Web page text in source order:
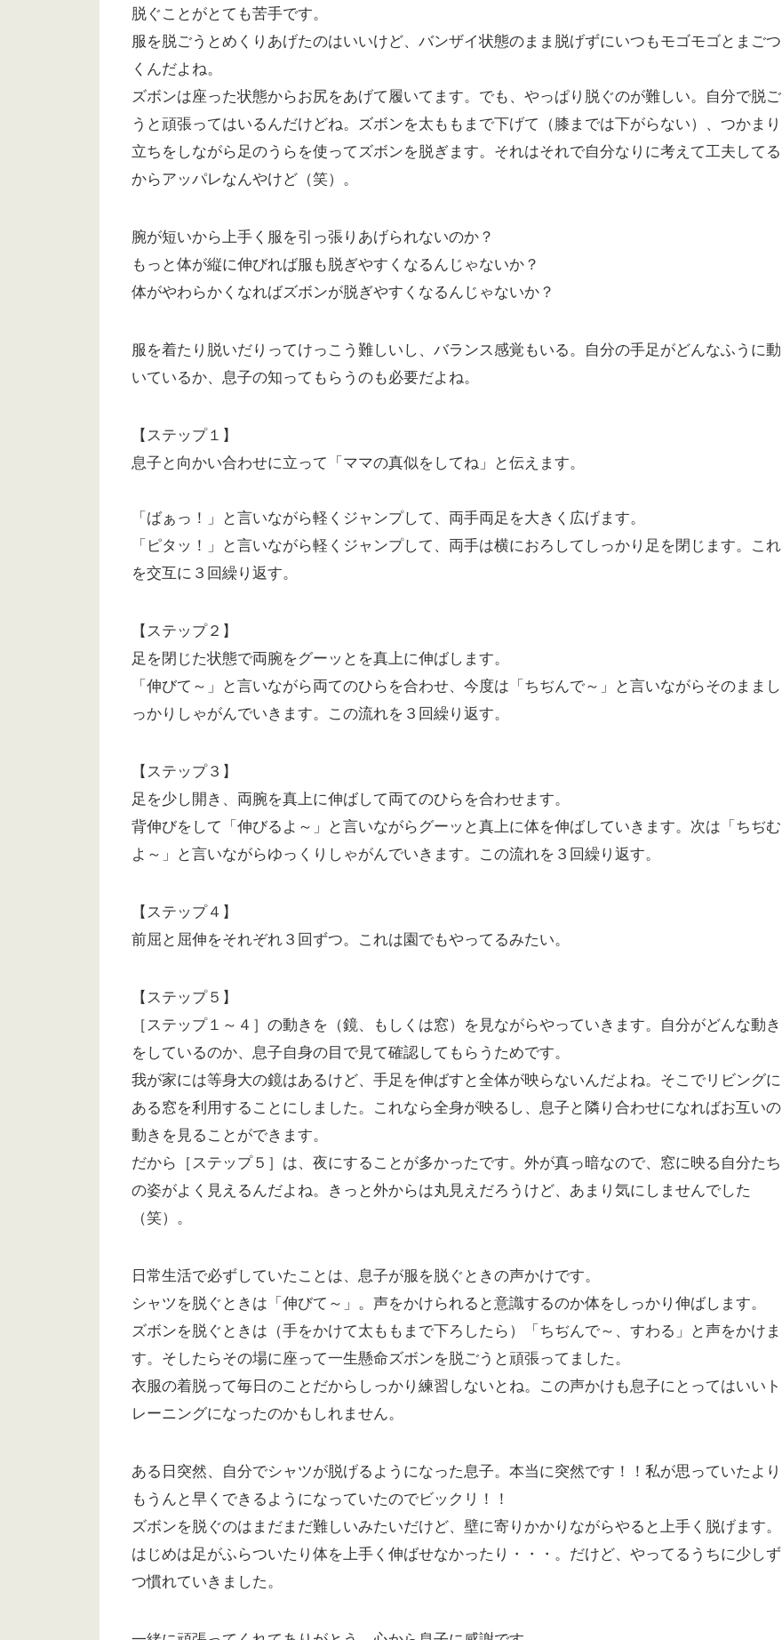
脱ぐことがとても苦手です。
服を脱ごうとめくりあげたのはいいけど、バンザイ状態のまま脱げずにいつもモゴモゴとまごつ
くんだよね。
ズボンは座った状態からお尻をあげて履いてます。でも、やっぱり脱ぐのが難しい。自分で脱ご
うと頑張ってはいるんだけどね。ズボンを太ももまで下げて（膝までは下がらない）、つかまり
立ちをしながら足のうらを使ってズボンを脱ぎます。それはそれで自分なりに考えて工夫してる
からアッパレなんやけど（笑）。
腕が短いから上手く服を引っ張りあげられないのか？
もっと体が縦に伸びれば服も脱ぎやすくなるんじゃないか？
体がやわらかくなればズボンが脱ぎやすくなるんじゃないか？
服を着たり脱いだりってけっこう難しいし、バランス感覚もいる。自分の手足がどんなふうに動
いているか、息子の知ってもらうのも必要だよね。
【ステップ１】
息子と向かい合わせに立って「ママの真似をしてね」と伝えます。
「ばぁっ！」と言いながら軽くジャンプして、両手両足を大きく広げます。
「ピタッ！」と言いながら軽くジャンプして、両手は横におろしてしっかり足を閉じます。これ
を交互に３回繰り返す。
【ステップ２】
足を閉じた状態で両腕をグーッとを真上に伸ばします。
「伸びて～」と言いながら両てのひらを合わせ、今度は「ちぢんで～」と言いながらそのままし
っかりしゃがんでいきます。この流れを３回繰り返す。
【ステップ３】
足を少し開き、両腕を真上に伸ばして両てのひらを合わせます。
背伸びをして「伸びるよ～」と言いながらグーッと真上に体を伸ばしていきます。次は「ちぢむ
よ～」と言いながらゆっくりしゃがんでいきます。この流れを３回繰り返す。
【ステップ４】
前屈と屈伸をそれぞれ３回ずつ。これは園でもやってるみたい。
【ステップ５】
［ステップ１～４］の動きを（鏡、もしくは窓）を見ながらやっていきます。自分がどんな動き
をしているのか、息子自身の目で見て確認してもらうためです。
我が家には等身大の鏡はあるけど、手足を伸ばすと全体が映らないんだよね。そこでリビングに
ある窓を利用することにしました。これなら全身が映るし、息子と隣り合わせになればお互いの
動きを見ることができます。
だから［ステップ５］は、夜にすることが多かったです。外が真っ暗なので、窓に映る自分たち
の姿がよく見えるんだよね。きっと外からは丸見えだろうけど、あまり気にしませんでした
（笑）。
日常生活で必ずしていたことは、息子が服を脱ぐときの声かけです。
シャツを脱ぐときは「伸びて～」。声をかけられると意識するのか体をしっかり伸ばします。
ズボンを脱ぐときは（手をかけて太ももまで下ろしたら）「ちぢんで～、すわる」と声をかけま
す。そしたらその場に座って一生懸命ズボンを脱ごうと頑張ってました。
衣服の着脱って毎日のことだからしっかり練習しないとね。この声かけも息子にとってはいいト
レーニングになったのかもしれません。
ある日突然、自分でシャツが脱げるようになった息子。本当に突然です！！私が思っていたより
もうんと早くできるようになっていたのでビックリ！！
ズボンを脱ぐのはまだまだ難しいみたいだけど、壁に寄りかかりながらやると上手く脱げます。
はじめは足がふらついたり体を上手く伸ばせなかったり・・・。だけど、やってるうちに少しず
つ慣れていきました。